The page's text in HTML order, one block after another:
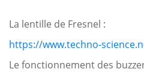
La lentille de Fresnel :
https://www.techno-
Le fonctionnement des